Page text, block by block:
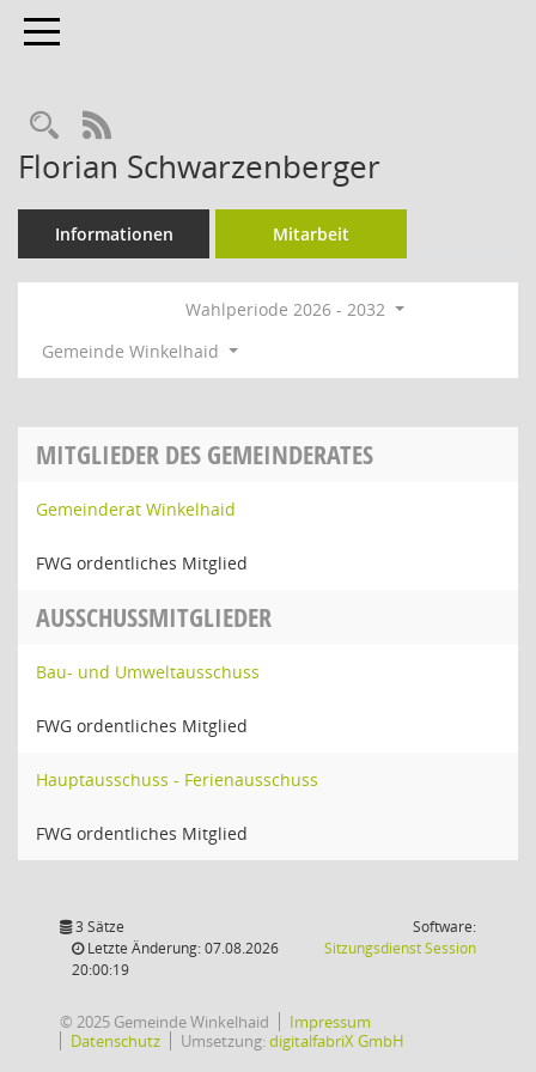
Toggle navigation
Rechercheauswahl
RSS-Feed
Florian Schwarzenberger
Informationen Mitarbeit
Wahlperiode 2026 - 2032
Gemeinde Winkelhaid
MITGLIEDER DES GEMEINDERATES
Gemeinderat Winkelhaid
FWG ordentliches Mitglied
AUSSCHUSSMITGLIEDER
Bau- und Umweltausschuss
FWG ordentliches Mitglied
Hauptausschuss - Ferienausschuss
FWG ordentliches Mitglied
3 Sätze
Letzte Änderung: 07.08.2026
20:00:19
Software:
SitzungsdienstSession(Wird in
© 2025 Gemeinde Winkelhaid
Impressum
Datenschutz
Umsetzung:digitalfabriX GmbH